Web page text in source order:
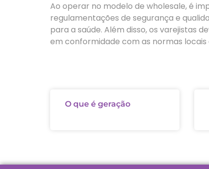
Ao operar no modelo de wholesale, é
regulamentações de segurança e
para a saúde. Além disso, os varejistas
em conformidade com as normas locais
O que é geração